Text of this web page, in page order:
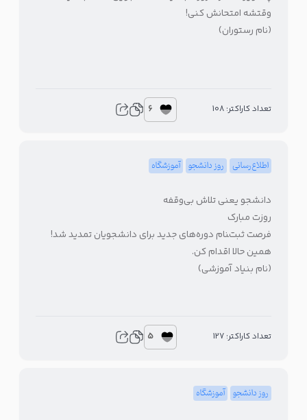
وقتشه امتحانش کنی!
(نام رستوران)
تعداد کاراکتر: 108 6
اطلاع‌رسانی روز دانشجو آموزشگاه
دانشجو یعنی تلاش بی‌وقفه
روزت مبارک
فرصت ثبت‌‍نام دوره‌های جدید برای دانشجویان تمدید شد!
همین حالا اقدام کن.
(نام بنیاد آموزشی)
تعداد کاراکتر: 127 5
روز دانشجو آموزشگاه